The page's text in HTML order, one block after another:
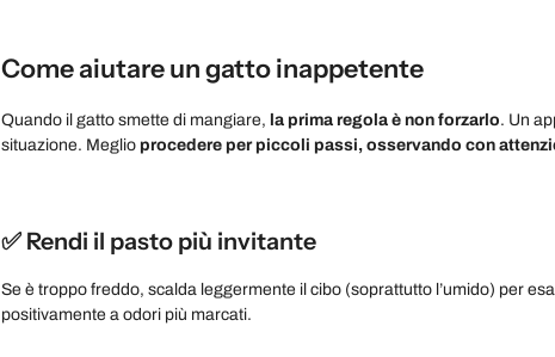
Come aiutare un gatto inappetente
Quando il gatto smette di mangiare, la prima regola è non forzarlo. Un
situazione. Meglio procedere per piccoli passi, osservando con
✅ Rendi il pasto più invitante
Se è troppo freddo, scalda leggermente il cibo (soprattutto l’umido) per
positivamente a odori più marcati.